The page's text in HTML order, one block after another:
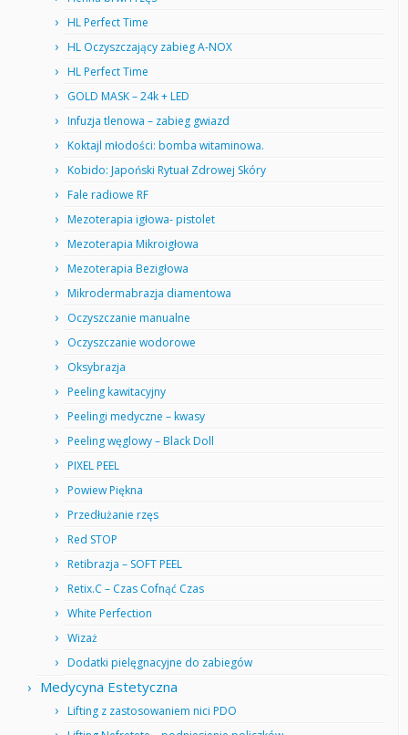
HL Perfect Time
HL Oczyszczający zabieg A-NOX
HL Perfect Time
GOLD MASK – 24k + LED
Infuzja tlenowa – zabieg gwiazd
Koktajl młodości: bomba witaminowa.
Kobido: Japoński Rytuał Zdrowej Skóry
Fale radiowe RF
Mezoterapia igłowa- pistolet
Mezoterapia Mikroigłowa
Mezoterapia Bezigłowa
Mikrodermabrazja diamentowa
Oczyszczanie manualne
Oczyszczanie wodorowe
Oksybrazja
Peeling kawitacyjny
Peelingi medyczne – kwasy
Peeling węglowy – Black Doll
PIXEL PEEL
Powiew Piękna
Przedłużanie rzęs
Red STOP
Retibrazja – SOFT PEEL
Retix.C – Czas Cofnąć Czas
White Perfection
Wizaż
Dodatki pielęgnacyjne do zabiegów
Medycyna Estetyczna
Lifting z zastosowaniem nici PDO